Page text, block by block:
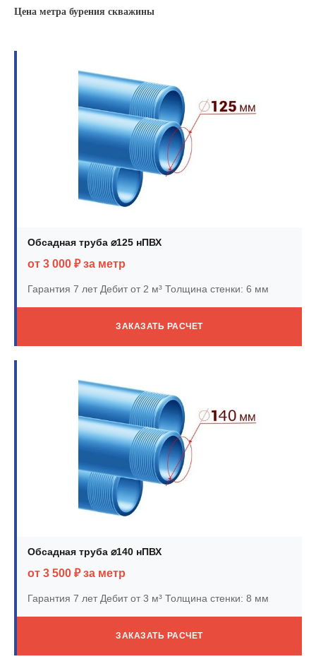
Цена метра бурения скважины
Обсадная труба ⌀125 нПВХ
от 3 000 ₽ за метр
Гарантия 7 летДебит от 2 м³ Толщина стенки: 6 мм
ЗАКАЗАТЬ РАСЧЕТ
Обсадная труба ⌀140 нПВХ
от 3 500 ₽ за метр
Гарантия 7 летДебит от 3 м³ Толщина стенки: 8 мм
ЗАКАЗАТЬ РАСЧЕТ